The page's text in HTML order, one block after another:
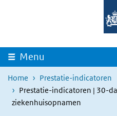
Overslaan en naar de inhoud gaan
Menu
Home
Prestatie-indicatoren
Prestatie-indicatoren | 30-
ziekenhuisopnamen